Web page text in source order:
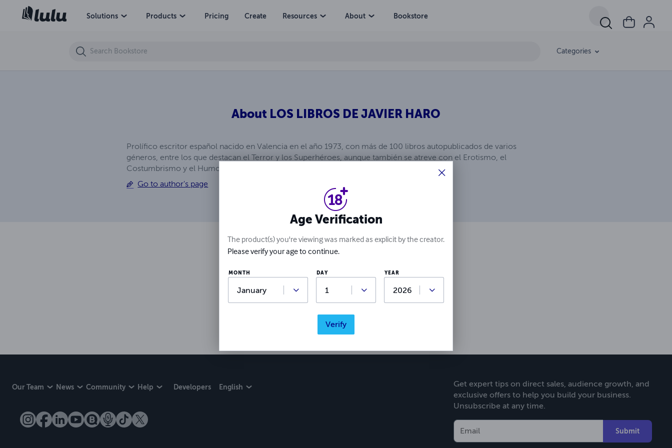
Solutions Products Pricing Create Resources About Bookstore
Categories
About LOS LIBROS DE JAVIER HARO
Prolífico escritor español nacido en Valencia en el año 1973, con más de 100 libros autopublicados de varios
géneros, entre los que destacan el Terror y los Superhéroes, aunque también se atreve con el Erotismo, el
Costumbrismo y el Humor en mayor o menor medida...
Go to author's page
Write a review
Did you love this book? Leave a review for other readers!
Our Team News Community Help Developers English
Get expert tips on direct sales, audience growth, and
exclusive offers to help you build your business.
Unsubscribe at any time.
Submit
CABEZA DE TURCO
Age Verification
The product(s) you're viewing was marked as explicit by the creator.
Please verify your age to continue.
MONTH DAY YEAR
Verify